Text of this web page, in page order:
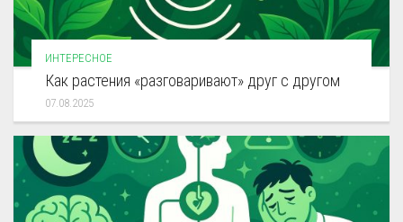
ИНТЕРЕСНОЕ
Как растения «разговаривают» друг с другом
07.08.2025